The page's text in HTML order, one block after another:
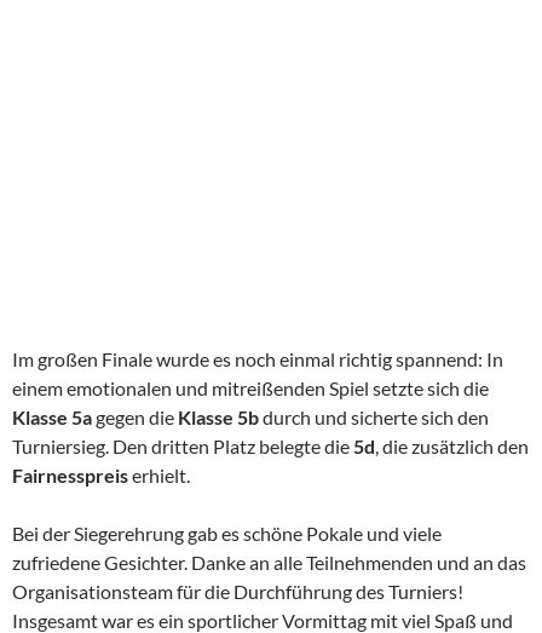
Im großen Finale wurde es noch einmal richtig spannend: In
einem emotionalen und mitreißenden Spiel setzte sich die
Klasse 5agegen die Klasse 5bdurch und sicherte sich den
Turniersieg. Den dritten Platz belegte die 5d , die zusätzlich den
Fairnesspreiserhielt.
Bei der Siegerehrung gab es schöne Pokale und viele
zufriedene Gesichter. Danke an alle Teilnehmenden und an das
Organisationsteam für die Durchführung des Turniers!
Insgesamt war es ein sportlicher Vormittag mit viel Spaß und